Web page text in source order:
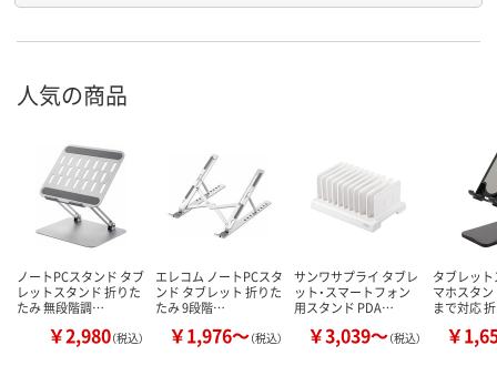
人気の商品
ノートPCスタンド タブ
レットスタンド 折りた
たみ 無段階調…
￥2,980（税込）
エレコム ノートPCスタ
ンド タブレット 折りた
たみ 9段階…
￥1,976～（税込）
サンワサプライ タブレ
ット・スマートフォン
用スタンド PDA…
￥3,039～（税込）
タブレッ
マホスタ
まで対応
￥